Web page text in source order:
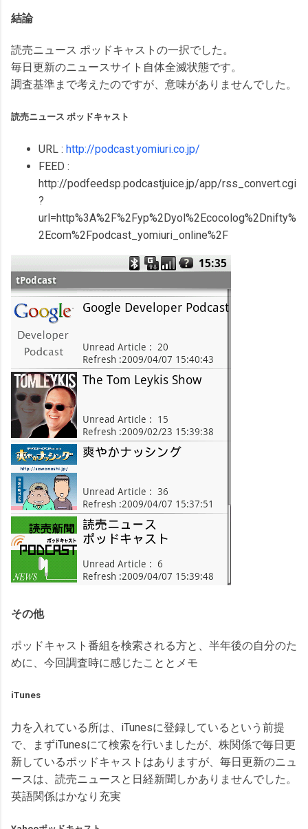
結論
読売ニュース ポッドキャストの一択でした。
毎日更新のニュースサイト自体全滅状態です。
調査基準まで考えたのですが、意味がありませんでした。
読売ニュース ポッドキャスト
URL : http://podcast.yomiuri.co.jp/
FEED :
http://podfeedsp.podcastjuice.jp/app/rss_convert.cgi
?
url=http%3A%2F%2Fyp%2Dyol%2Ecocolog%2Dnifty%
2Ecom%2Fpodcast_yomiuri_online%2F
その他
ポッドキャスト番組を検索される方と、半年後の自分のた
めに、今回調査時に感じたこととメモ
iTunes
力を入れている所は、iTunesに登録しているという前提
で、まずiTunesにて検索を行いましたが、株関係で毎日更
新しているポッドキャストはありますが、毎日更新のニュ
ースは、読売ニュースと日経新聞しかありませんでした。
英語関係はかなり充実